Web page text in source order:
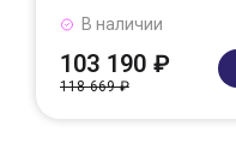
В наличии
103 190 ₽
118 669 ₽